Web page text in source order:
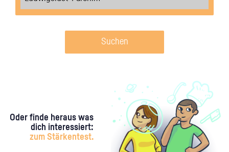
Suchen
Oder finde heraus was
dich interessiert:
zum Stärkentest.